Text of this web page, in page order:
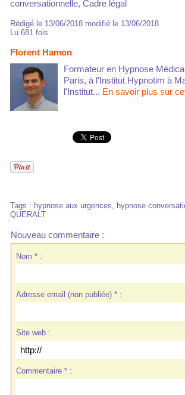
conversationnelle, Cadre légal
Rédigé le 13/06/2018 modifié le 13/06/2018
Lu 681 fois
Florent Hamon
Formateur en Hypnose
Paris, à l'Institut Hypnotim à
l'Institut... En savoir plus sur
Tags : hypnose aux urgences, hypnose
QUERALT
Nouveau commentaire :
Nom * :
Adresse email (non publiée) * :
Site web :
Commentaire * :